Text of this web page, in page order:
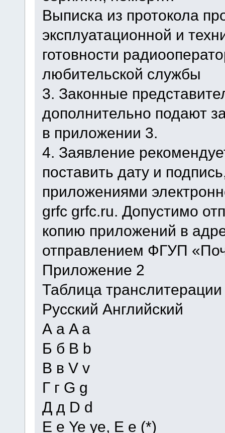
Выписка из протокола
эксплуатационной и
готовности
любительской службы
3. Законные
дополнительно подают
в приложении 3.
4. Заявление
поставить дату и
приложениями
grfc grfc.ru. Допустимо
копию приложений в
отправлением ФГУП
Приложение 2
Таблица транслитерации
Русский Английский
А а A a
Б б B b
В в V v
Г г G g
Д д D d
Е е Ye ye, E e (*)